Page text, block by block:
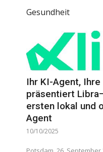
Gesundheit
Ihr KI-Agent,
präsentiert
ersten lokal und
Agent
10/10/2025